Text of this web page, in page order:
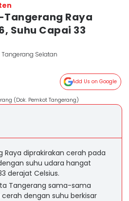
Raya
Suhu Capai 33
Tangerang Selatan
Add Us on Google
(Dok. Pemkot Tangerang)
Raya diprakirakan cerah pada
suhu udara hangat
derajat Celsius.
Tangerang sama-sama
dengan suhu berkisar